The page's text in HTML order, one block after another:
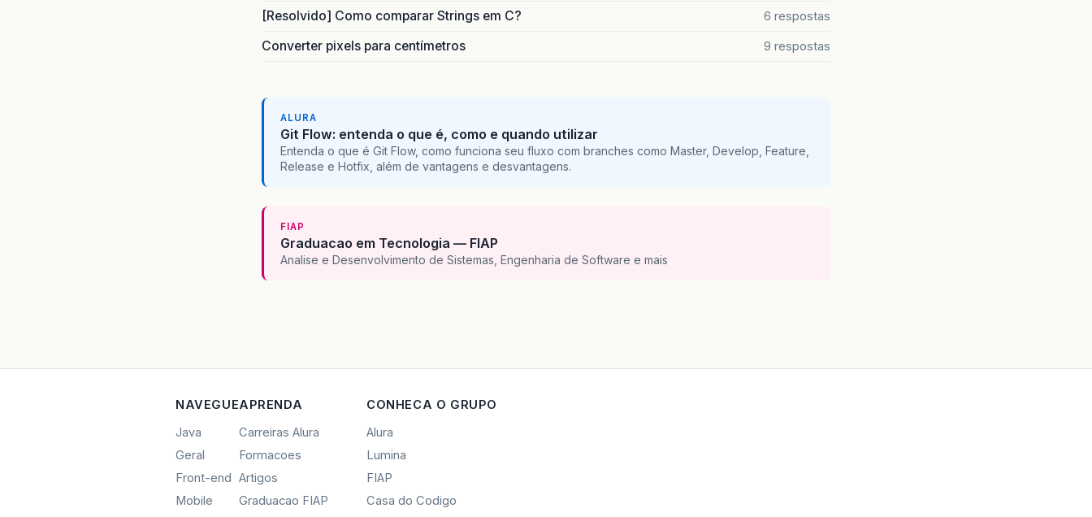
[Resolvido] Como comparar Strings em C? 6 respostas
Converter pixels para centímetros 9 respostas
ALURA
Git Flow: entenda o que é, como e quando utilizar
Entenda o que é Git Flow, como funciona seu fluxo com branches como Master, Develop, Feature,
Release e Hotfix, além de vantagens e desvantagens.
FIAP
Graduacao em Tecnologia — FIAP
Analise e Desenvolvimento de Sistemas, Engenharia de Software e mais
NAVEGUE
Java
Geral
Front-end
Mobile
APRENDA
Carreiras Alura
Formacoes
Artigos
Graduacao FIAP
CONHECA O GRUPO
Alura
Lumina
FIAP
Casa do Codigo